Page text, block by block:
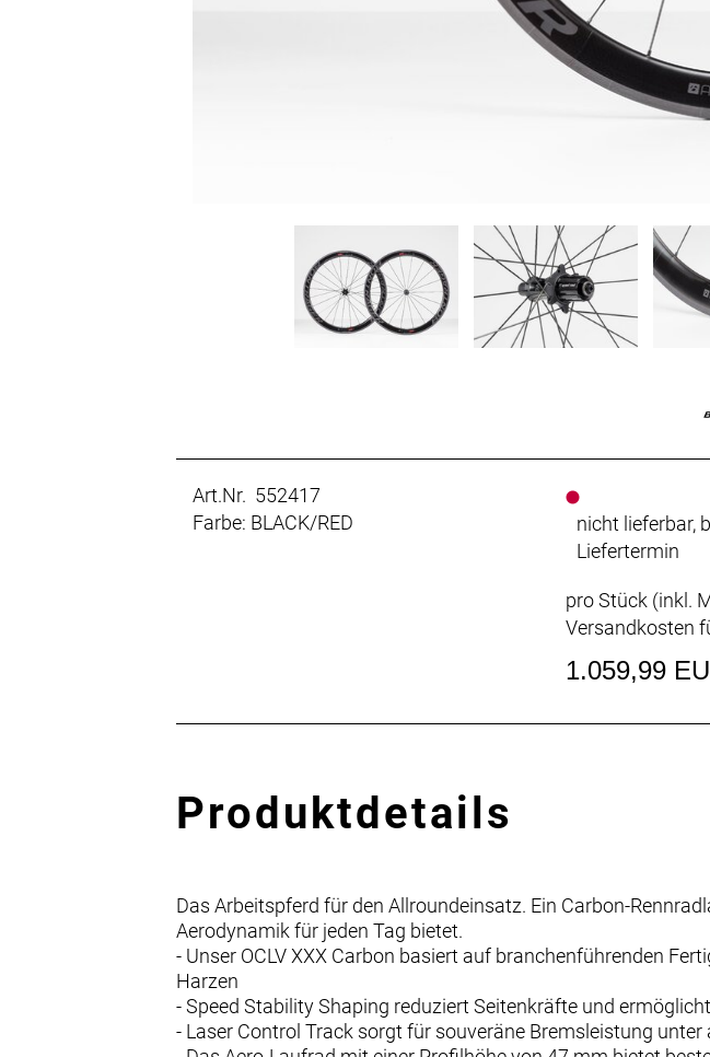
Art.Nr. 552417
Farbe: BLACK/RED
nicht lieferbar,
Liefertermin
pro Stück (inkl.
Versandkosten
1.059,99
Produktdetails
Das Arbeitspferd für den Allroundeinsatz. Ein Carbon-
Aerodynamik für jeden Tag bietet.
- Unser OCLV XXX Carbon basiert auf branchenführenden
Harzen
- Speed Stability Shaping reduziert Seitenkräfte und
- Laser Control Track sorgt für souveräne Bremsleistung unter